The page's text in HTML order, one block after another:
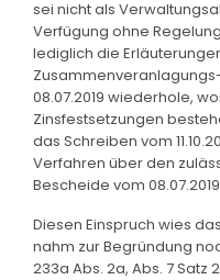
sei nicht als
Verfügung ohne
lediglich die
08.07.2019 wiederhole,
Zinsfestsetzungen
das Schreiben vom
Verfahren über den
Bescheide vom
Diesen Einspruch wies
nahm zur Begründung
233a Abs. 2a, Abs. 7 Satz